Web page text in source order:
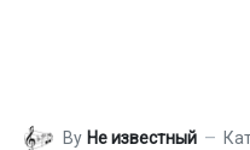
By Не известный